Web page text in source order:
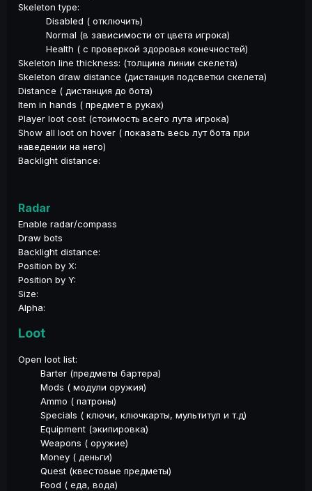
Skeleton type:
Disabled ( отключить)
Normal (в зависимости от цвета игрока)
Health ( с проверкой здоровья конечностей)
Skeleton line thickness: (толщина линии скелета)
Skeleton draw distance (дистанция подсветки скелета)
Distance ( дистанция до бота)
Item in hands ( предмет в руках)
Player loot cost (стоимость всего лута игрока)
Show all loot on hover ( показать весь лут бота при
наведении на него)
Backlight distance:
Radar
Enable radar/compass
Draw bots
Backlight distance:
Position by X:
Position by Y:
Size:
Alpha:
Loot
Open loot list:
Barter (предметы бартера)
Mods ( модули оружия)
Ammo ( патроны)
Specials ( ключи, ключкарты, мультитул и т.д)
Equipment (экипировка)
Weapons ( оружие)
Money ( деньги)
Quest (квестовые предметы)
Food ( еда, вода)